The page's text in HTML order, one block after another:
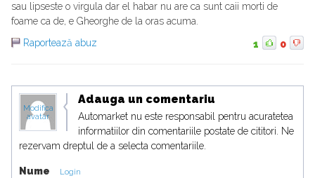
sau lipseste o virgula dar el habar nu are ca sunt caii morti de
foame ca de, e Gheorghe de la oras acuma.
Raportează abuz
1 0
Modifica
avatar
Adauga un comentariu
Automarket nu este responsabil pentru acuratetea
informatiilor din comentariile postate de cititori. Ne
rezervam dreptul de a selecta comentariile.
Nume Login